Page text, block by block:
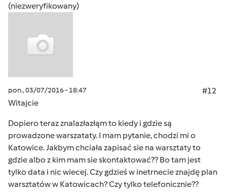
(niezweryfikowany)
pon., 03/07/2016 - 18:47
#12
Witajcie
Dopiero teraz znalazłazłąm to kiedy i gdzie są
prowadzone warszataty. I mam pytanie, chodzi mi o
Katowice. Jakbym chciała zapisać sie na warsztaty to
gdzie albo z kim mam sie skontaktować?? Bo tam jest
tylko data i nic wiecej. Czy gdzieś w inetrnecie znajdę plan
warsztatów w Katowicach? Czy tylko telefonicznie??